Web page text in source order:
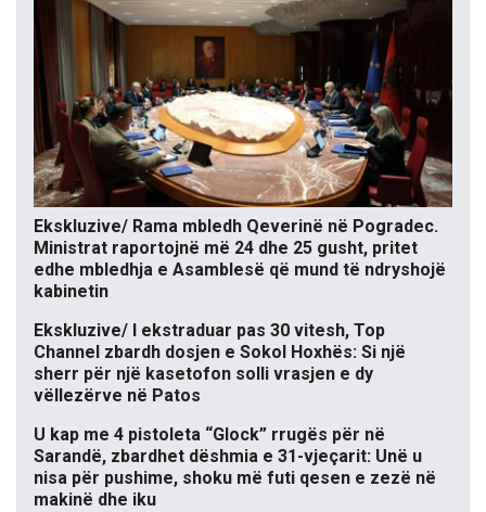
Ekskluzive/ Rama mbledh Qeverinë në Pogradec.
Ministrat raportojnë më 24 dhe 25 gusht, pritet
edhe mbledhja e Asamblesë që mund të ndryshojë
kabinetin
Ekskluzive/ I ekstraduar pas 30 vitesh, Top
Channel zbardh dosjen e Sokol Hoxhës: Si një
sherr për një kasetofon solli vrasjen e dy
vëllezërve në Patos
U kap me 4 pistoleta “Glock” rrugës për në
Sarandë, zbardhet dëshmia e 31-vjeçarit: Unë u
nisa për pushime, shoku më futi qesen e zezë në
makinë dhe iku